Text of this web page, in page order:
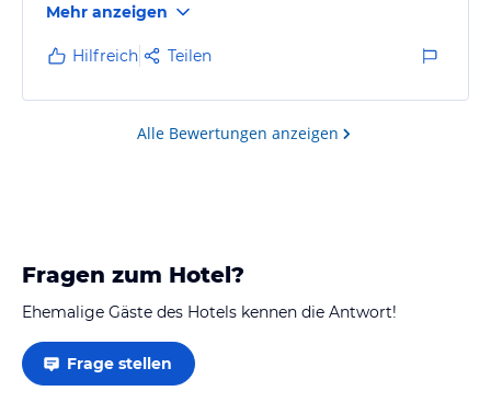
Atmosphäre, sehr sauber und die gute Dusche, das
Bett genau richtig. Insgesamt Wohlgefühl.
Mehr anzeigen
Hilfreich Teilen
Alle Bewertungen anzeigen
Fragen zum Hotel?
Ehemalige Gäste des Hotels kennen die Antwort!
Frage stellen